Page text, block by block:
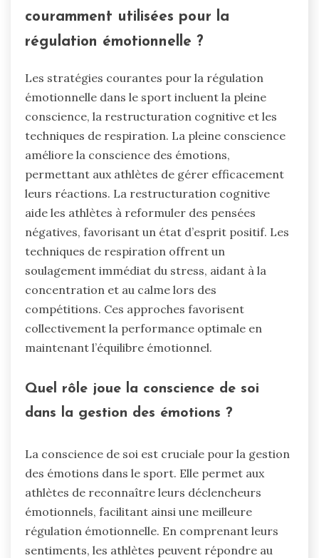
couramment utilisées pour la
régulation émotionnelle ?
Les stratégies courantes pour la régulation
émotionnelle dans le sport incluent la pleine
conscience, la restructuration cognitive et les
techniques de respiration. La pleine conscience
améliore la conscience des émotions,
permettant aux athlètes de gérer efficacement
leurs réactions. La restructuration cognitive
aide les athlètes à reformuler des pensées
négatives, favorisant un état d’esprit positif. Les
techniques de respiration offrent un
soulagement immédiat du stress, aidant à la
concentration et au calme lors des
compétitions. Ces approches favorisent
collectivement la performance optimale en
maintenant l’équilibre émotionnel.
Quel rôle joue la conscience de soi
dans la gestion des émotions ?
La conscience de soi est cruciale pour la gestion
des émotions dans le sport. Elle permet aux
athlètes de reconnaître leurs déclencheurs
émotionnels, facilitant ainsi une meilleure
régulation émotionnelle. En comprenant leurs
sentiments, les athlètes peuvent répondre au